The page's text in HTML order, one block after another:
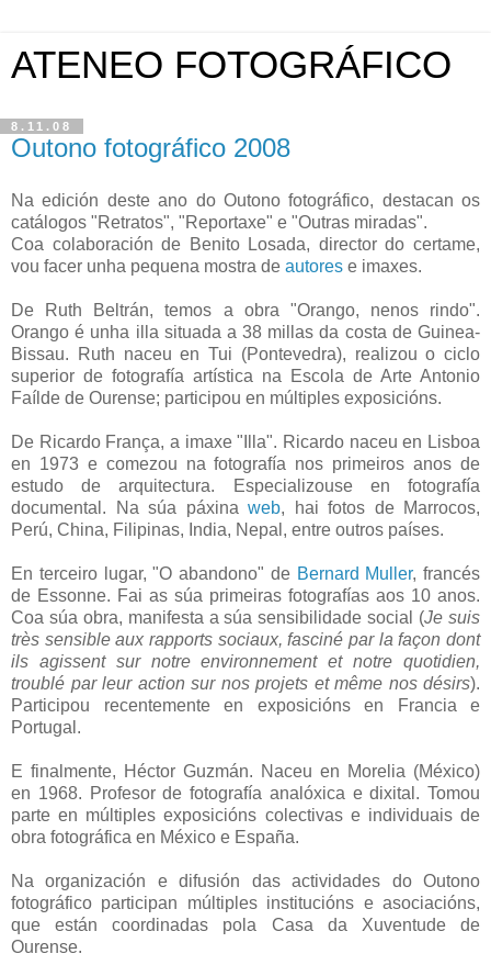
ATENEO FOTOGRÁFICO
8.11.08
Outono fotográfico 2008
Na edición deste ano do Outono fotográfico, destacan os
catálogos "Retratos", "Reportaxe" e "Outras miradas".
Coa colaboración de Benito Losada, director do certame,
vou facer unha pequena mostra de autores e imaxes.
De Ruth Beltrán, temos a obra "Orango, nenos rindo".
Orango é unha illa situada a 38 millas da costa de Guinea-
Bissau. Ruth naceu en Tui (Pontevedra), realizou o ciclo
superior de fotografía artística na Escola de Arte Antonio
Faílde de Ourense; participou en múltiples exposicións.
De Ricardo França, a imaxe "Illa". Ricardo naceu en Lisboa
en 1973 e comezou na fotografía nos primeiros anos de
estudo de arquitectura. Especializouse en fotografía
documental. Na súa páxina web, hai fotos de Marrocos,
Perú, China, Filipinas, India, Nepal, entre outros países.
En terceiro lugar, "O abandono" de Bernard Muller, francés
de Essonne. Fai as súa primeiras fotografías aos 10 anos.
Coa súa obra, manifesta a súa sensibilidade social (Je suis
très sensible aux rapports sociaux, fasciné par la façon dont
ils agissent sur notre environnement et notre quotidien,
troublé par leur action sur nos projets et même nos désirs).
Participou recentemente en exposicións en Francia e
Portugal.
E finalmente, Héctor Guzmán. Naceu en Morelia (México)
en 1968. Profesor de fotografía analóxica e dixital. Tomou
parte en múltiples exposicións colectivas e individuais de
obra fotográfica en México e España.
Na organización e difusión das actividades do Outono
fotográfico participan múltiples institucións e asociacións,
que están coordinadas pola Casa da Xuventude de
Ourense.